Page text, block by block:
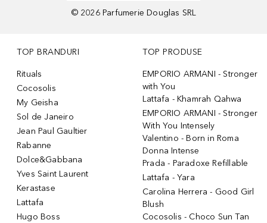
© 2026 Parfumerie Douglas SRL
TOP BRANDURI
Rituals
Cocosolis
My Geisha
Sol de Janeiro
Jean Paul Gaultier
Rabanne
Dolce&Gabbana
Yves Saint Laurent
Kerastase
Lattafa
Hugo Boss
TOP PRODUSE
EMPORIO ARMANI - Stronger
with You
Lattafa - Khamrah Qahwa
EMPORIO ARMANI - Stronger
With You Intensely
Valentino - Born in Roma
Donna Intense
Prada - Paradoxe Refillable
Lattafa - Yara
Carolina Herrera - Good Girl
Blush
Cocosolis - Choco Sun Tan